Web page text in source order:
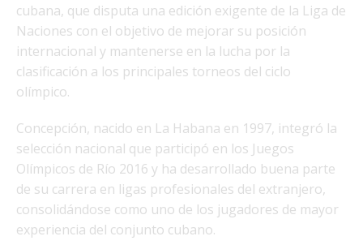
cubana, que disputa una edición exigente de la Liga de
Naciones con el objetivo de mejorar su posición
internacional y mantenerse en la lucha por la
clasificación a los principales torneos del ciclo
olímpico.
Concepción, nacido en La Habana en 1997, integró la
selección nacional que participó en los Juegos
Olímpicos de Río 2016 y ha desarrollado buena parte
de su carrera en ligas profesionales del extranjero,
consolidándose como uno de los jugadores de mayor
experiencia del conjunto cubano.